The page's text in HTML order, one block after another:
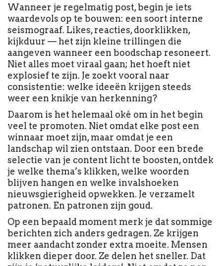
Wanneer je regelmatig post, begin je iets
waardevols op te bouwen: een soort interne
seismograaf. Likes, reacties, doorklikken,
kijkduur — het zijn kleine trillingen die
aangeven wanneer een boodschap resoneert.
Niet alles moet viraal gaan; het hoeft niet
explosief te zijn. Je zoekt vooral naar
consistentie: welke ideeën krijgen steeds
weer een knikje van herkenning?
Daarom is het helemaal oké om in het begin
veel te promoten. Niet omdat elke post een
winnaar moet zijn, maar omdat je een
landschap wil zien ontstaan. Door een brede
selectie van je content licht te boosten, ontdek
je welke thema’s klikken, welke woorden
blijven hangen en welke invalshoeken
nieuwsgierigheid opwekken. Je verzamelt
patronen. En patronen zijn goud.
Op een bepaald moment merk je dat sommige
berichten zich anders gedragen. Ze krijgen
meer aandacht zonder extra moeite. Mensen
klikken dieper door. Ze delen het sneller. Dat